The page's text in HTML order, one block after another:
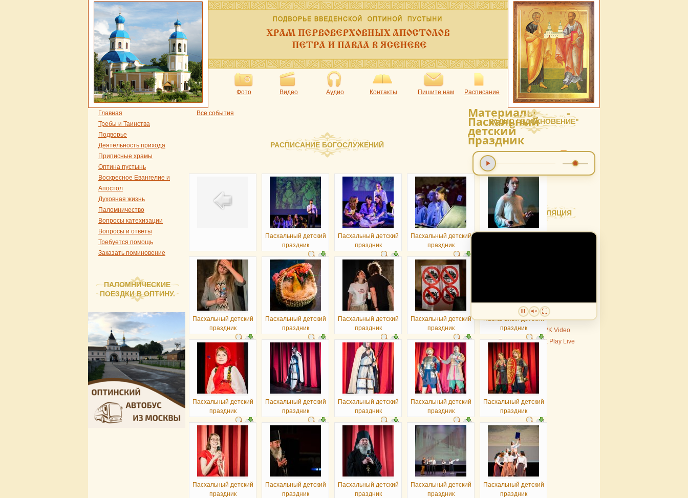
Фото Видео Аудио Контакты Пишите нам Расписание
Главная
Требы и Таинства
Подворье
Деятельность прихода
Приписные храмы
Оптина пустынь
Воскресное Евангелие и
Апостол
Духовная жизнь
Паломничество
Вопросы катехизации
Вопросы и ответы
Требуется помощь
Заказать поминовение
ПАЛОМНИЧЕСКИЕ
ПОЕЗДКИ В ОПТИНУ.
Все события
РАСПИСАНИЕ БОГОСЛУЖЕНИЙ
Материалы -
Пасхальный
детский
праздник
Пасхальный детский
праздник
Пасхальный детский
праздник
Пасхальный детский
праздник
Пасхальный детский
праздник
Пасхальный детский
праздник
Пасхальный детский
праздник
Пасхальный детский
праздник
Пасхальный детский
праздник
Пасхальный детский
праздник
Пасхальный детский
праздник
Пасхальный детский
праздник
Пасхальный детский
праздник
Пасхальный детский
праздник
Пасхальный детский
праздник
Пасхальный детский
праздник
Пасхальный детский
праздник
Пасхальный детский
праздник
Пасхальный детский
праздник
РАДИО "ВДОХНОВЕНИЕ"
ВИДЕОТРАНСЛЯЦИЯ
Трансляция в VK Video
Трансляция в VK Play Live